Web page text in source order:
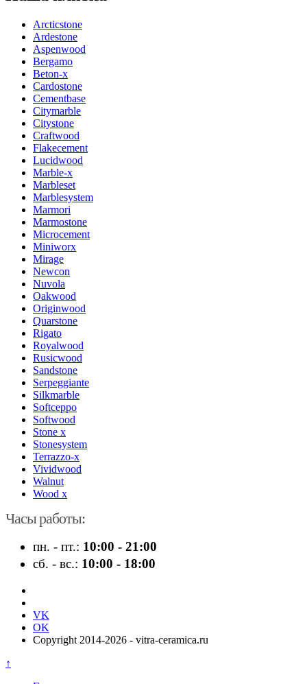
Arcticstone
Ardestone
Aspenwood
Bergamo
Beton-x
Cardostone
Cementbase
Citymarble
Citystone
Craftwood
Flakecement
Lucidwood
Marble-x
Marbleset
Marblesystem
Marmori
Marmostone
Microcement
Miniworx
Mirage
Newcon
Nuvola
Oakwood
Originwood
Quarstone
Rigato
Royalwood
Rusicwood
Sandstone
Serpeggiante
Silkmarble
Softceppo
Softwood
Stone x
Stonesystem
Terrazzo-x
Vividwood
Walnut
Wood x
Часы работы:
пн. - пт.: 10:00 - 21:00
сб. - вс.: 10:00 - 18:00
VK
OK
Copyright 2014-2026 - vitra-ceramica.ru
↑